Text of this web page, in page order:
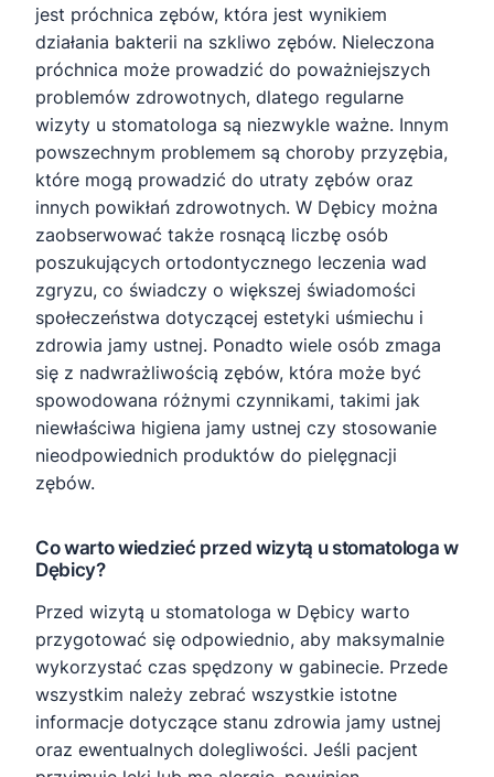
jest próchnica zębów, która jest wynikiem
działania bakterii na szkliwo zębów. Nieleczona
próchnica może prowadzić do poważniejszych
problemów zdrowotnych, dlatego regularne
wizyty u stomatologa są niezwykle ważne. Innym
powszechnym problemem są choroby przyzębia,
które mogą prowadzić do utraty zębów oraz
innych powikłań zdrowotnych. W Dębicy można
zaobserwować także rosnącą liczbę osób
poszukujących ortodontycznego leczenia wad
zgryzu, co świadczy o większej świadomości
społeczeństwa dotyczącej estetyki uśmiechu i
zdrowia jamy ustnej. Ponadto wiele osób zmaga
się z nadwrażliwością zębów, która może być
spowodowana różnymi czynnikami, takimi jak
niewłaściwa higiena jamy ustnej czy stosowanie
nieodpowiednich produktów do pielęgnacji
zębów.
Co warto wiedzieć przed wizytą u stomatologa w
Dębicy?
Przed wizytą u stomatologa w Dębicy warto
przygotować się odpowiednio, aby maksymalnie
wykorzystać czas spędzony w gabinecie. Przede
wszystkim należy zebrać wszystkie istotne
informacje dotyczące stanu zdrowia jamy ustnej
oraz ewentualnych dolegliwości. Jeśli pacjent